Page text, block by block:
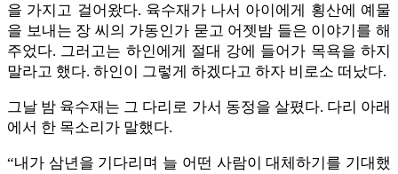
을 가지고 걸어왔다. 육수재가 나서 아이에게 횡산에 예물
을 보내는 장 씨의 가동인가 묻고 어젯밤 들은 이야기를 해
주었다. 그러고는 하인에게 절대 강에 들어가 목욕을 하지
말라고 했다. 하인이 그렇게 하겠다고 하자 비로소 떠났다.
그날 밤 육수재는 그 다리로 가서 동정을 살폈다. 다리 아래
에서 한 목소리가 말했다.
“내가 삼년을 기다리며 늘 어떤 사람이 대체하기를 기대했